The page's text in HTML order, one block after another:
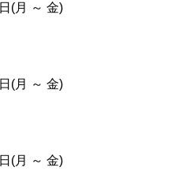
(月 ～ 金)
(月 ～ 金)
(月 ～ 金)